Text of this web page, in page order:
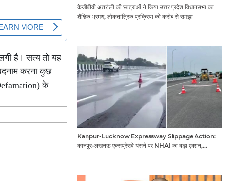
है। सत्य तो यह
करना कुछ
के
केजीबीवी अतरौली की छात्राओं ने किया उत्तर प्रदेश विधानसभा का
शैक्षिक भ्रमण, लोकतांत्रिक प्रक्रिया को करीब से समझा
Kanpur-Lucknow Expressway Slippage Action:
कानपुर-लखनऊ एक्सप्रेसवे धंसने पर NHAI का बड़ा एक्शन,